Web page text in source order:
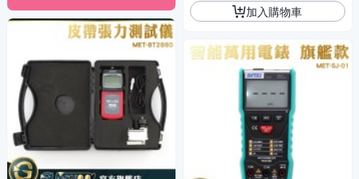
加入購物車